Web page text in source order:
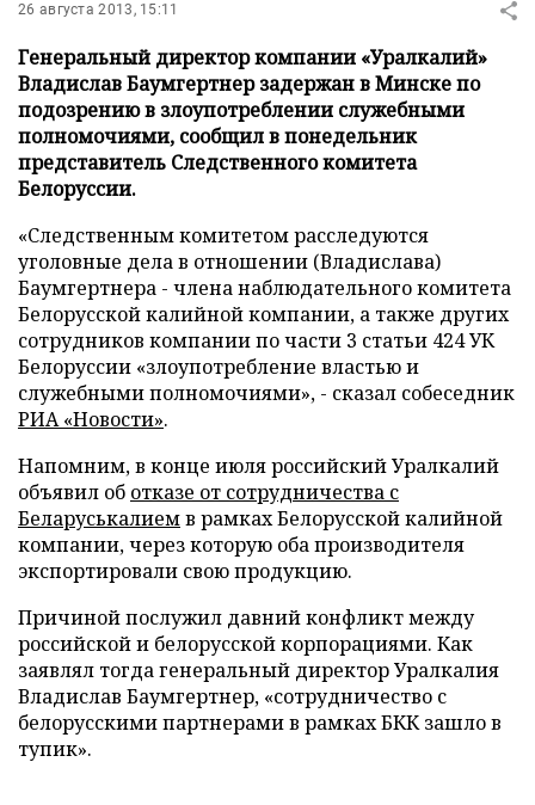
26 августа 2013, 15:11
Генеральный директор компании «Уралкалий»
Владислав Баумгертнер задержан в Минске по
подозрению в злоупотреблении служебными
полномочиями, сообщил в понедельник
представитель Следственного комитета
Белоруссии.
«Следственным комитетом расследуются
уголовные дела в отношении (Владислава)
Баумгертнера - члена наблюдательного комитета
Белорусской калийной компании, а также других
сотрудников компании по части 3 статьи 424 УК
Белоруссии «злоупотребление властью и
служебными полномочиями», - сказал собеседник
РИА «Новости».
Напомним, в конце июля российский Уралкалий
объявил об отказе от сотрудничества с
Беларуськалиемв рамках Белорусской калийной
компании, через которую оба производителя
экспортировали свою продукцию.
Причиной послужил давний конфликт между
российской и белорусской корпорациями. Как
заявлял тогда генеральный директор Уралкалия
Владислав Баумгертнер, «сотрудничество с
белорусскими партнерами в рамках БКК зашло в
тупик».